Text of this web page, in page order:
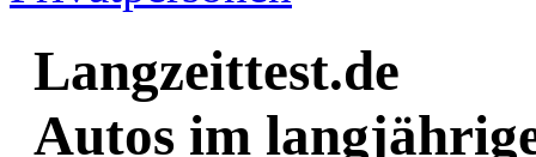
Langzeittest.de
Autos im